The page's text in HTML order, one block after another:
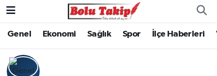
Genel Ekonomi Sağlık Spor İlçe Haberleri